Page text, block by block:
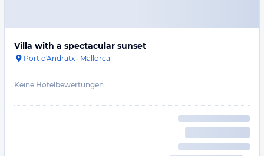
Villa with a spectacular sunset
Port d'Andratx · Mallorca
Keine Hotelbewertungen